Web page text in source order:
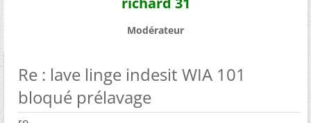
Modérateur
Re : lave linge indesit WIA 101
bloqué prélavage